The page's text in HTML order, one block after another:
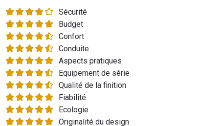
Flottes
Auto
Services
Forum
Moto
Marques
Sécurité
Budget
Confort
Conduite
Aspects pratiques
Equipement de série
Qualité de la finition
Fiabilité
Ecologie
Originalité du design